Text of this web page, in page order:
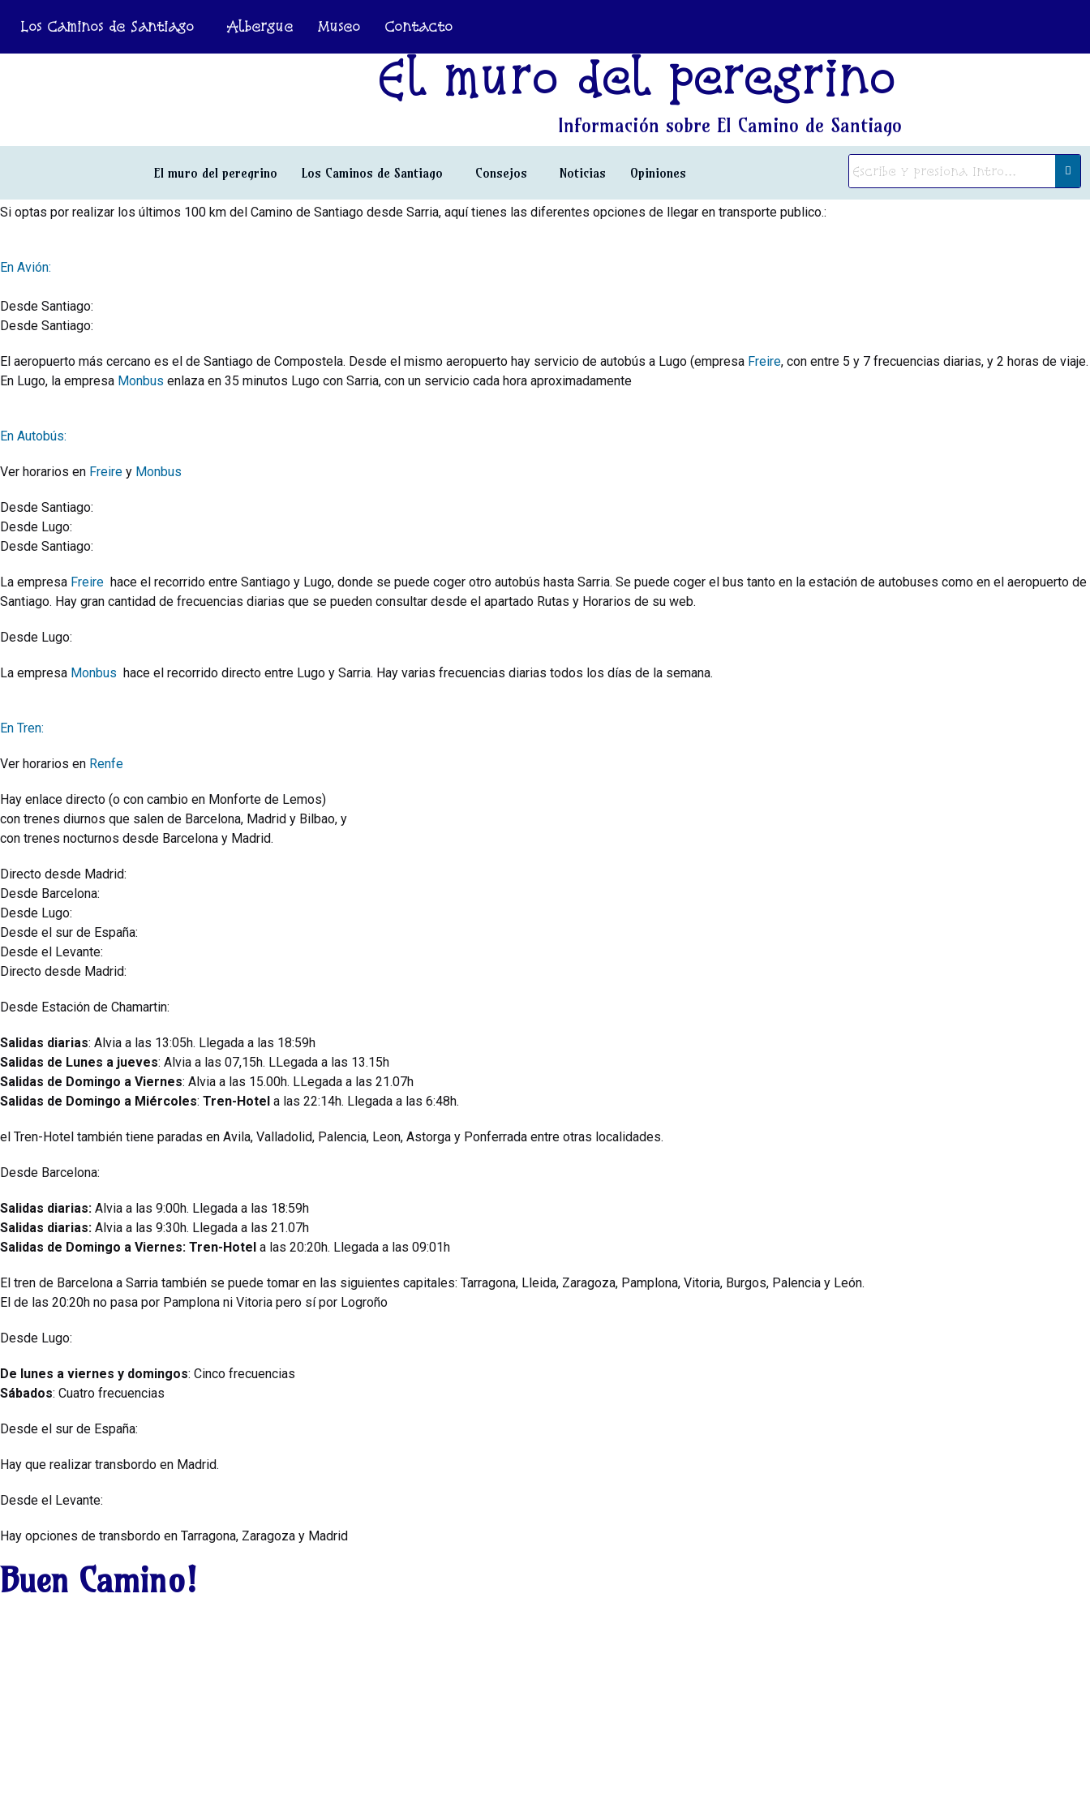
Los Caminos de Santiago Albergue Museo Contacto
El muro del peregrino
Información sobre El Camino de Santiago
El muro del peregrino Los Caminos de Santiago Consejos Noticias Opiniones
Si optas por realizar los últimos 100 km del Camino de Santiago desde Sarria, aquí tienes las diferentes opciones de llegar en transporte publico.:
En Avión:
Desde Santiago:
Desde Santiago:
El aeropuerto más cercano es el de Santiago de Compostela. Desde el mismo aeropuerto hay servicio de autobús a Lugo (empresa Freire, con entre 5 y 7 frecuencias diarias, y 2 horas de viaje.
En Lugo, la empresa Monbus enlaza en 35 minutos Lugo con Sarria, con un servicio cada hora aproximadamente
En Autobús:
Ver horarios en Freire y Monbus
Desde Santiago:
Desde Lugo:
Desde Santiago:
La empresa Freire hace el recorrido entre Santiago y Lugo, donde se puede coger otro autobús hasta Sarria. Se puede coger el bus tanto en la estación de autobuses como en el aeropuerto de
Santiago. Hay gran cantidad de frecuencias diarias que se pueden consultar desde el apartado Rutas y Horarios de su web.
Desde Lugo:
La empresa Monbus hace el recorrido directo entre Lugo y Sarria. Hay varias frecuencias diarias todos los días de la semana.
En Tren:
Ver horarios en Renfe
Hay enlace directo (o con cambio en Monforte de Lemos)
con trenes diurnos que salen de Barcelona, Madrid y Bilbao, y
con trenes nocturnos desde Barcelona y Madrid.
Directo desde Madrid:
Desde Barcelona:
Desde Lugo:
Desde el sur de España:
Desde el Levante:
Directo desde Madrid:
Desde Estación de Chamartin:
Salidas diarias: Alvia a las 13:05h. Llegada a las 18:59h
Salidas de Lunes a jueves: Alvia a las 07,15h. LLegada a las 13.15h
Salidas de Domingo a Viernes: Alvia a las 15.00h. LLegada a las 21.07h
Salidas de Domingo a Miércoles: Tren-Hotel a las 22:14h. Llegada a las 6:48h.
el Tren-Hotel también tiene paradas en Avila, Valladolid, Palencia, Leon, Astorga y Ponferrada entre otras localidades.
Desde Barcelona:
Salidas diarias: Alvia a las 9:00h. Llegada a las 18:59h
Salidas diarias: Alvia a las 9:30h. Llegada a las 21.07h
Salidas de Domingo a Viernes: Tren-Hotel a las 20:20h. Llegada a las 09:01h
El tren de Barcelona a Sarria también se puede tomar en las siguientes capitales: Tarragona, Lleida, Zaragoza, Pamplona, Vitoria, Burgos, Palencia y León.
El de las 20:20h no pasa por Pamplona ni Vitoria pero sí por Logroño
Desde Lugo:
De lunes a viernes y domingos: Cinco frecuencias
Sábados: Cuatro frecuencias
Desde el sur de España:
Hay que realizar transbordo en Madrid.
Desde el Levante:
Hay opciones de transbordo en Tarragona, Zaragoza y Madrid
Buen Camino!